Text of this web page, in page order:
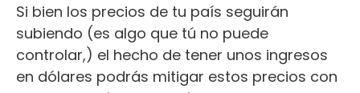
Si bien los precios de tu país seguirán
subiendo (es algo que tú no puede
controlar,) el hecho de tener unos ingresos
en dólares podrás mitigar estos precios con